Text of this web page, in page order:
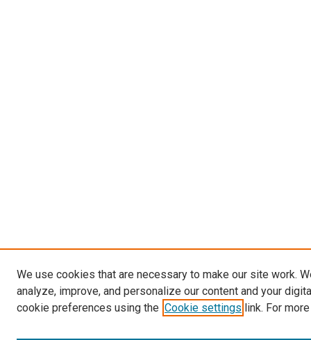
We use cookies that are necessary to make our site work.
analyze, improve, and personalize our content and your
cookie preferences using the Cookie settings link. For